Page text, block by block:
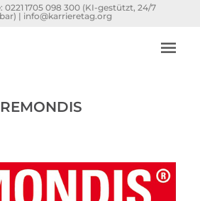
0221 1705 098 300 (KI-gestützt, 24/7
| info@karrieretag.org
REMONDIS